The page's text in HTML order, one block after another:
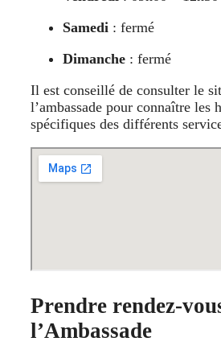
Samedi : fermé
Dimanche : fermé
Il est conseillé de consulter le
l’ambassade pour connaître les
spécifiques des différents
Prendre rendez-
l’Ambassade